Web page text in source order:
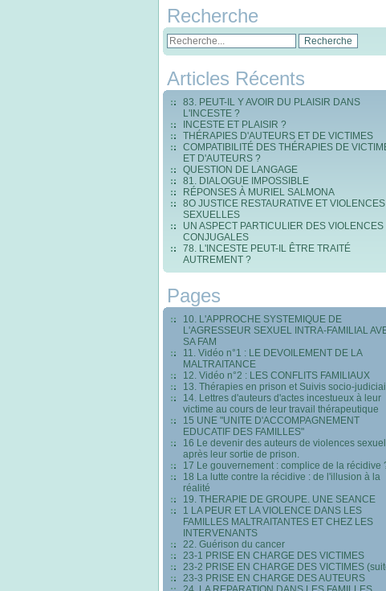
Recherche
Articles Récents
83. PEUT-IL Y AVOIR DU PLAISIR DANS
L'INCESTE ?
INCESTE ET PLAISIR ?
THÉRAPIES D'AUTEURS ET DE VICTIMES
COMPATIBILITÉ DES THÉRAPIES DE
ET D'AUTEURS ?
QUESTION DE LANGAGE
81. DIALOGUE IMPOSSIBLE
RÉPONSES À MURIEL SALMONA
8O JUSTICE RESTAURATIVE ET VIOLENCES
SEXUELLES
UN ASPECT PARTICULIER DES VIOLENCES
CONJUGALES
78. L'INCESTE PEUT-IL ÊTRE TRAITÉ
AUTREMENT ?
Pages
10. L'APPROCHE SYSTEMIQUE DE
L'AGRESSEUR SEXUEL INTRA-FAMILIAL
SA FAM
11. Vidéo n°1 : LE DEVOILEMENT DE LA
MALTRAITANCE
12. Vidéo n°2 : LES CONFLITS FAMILIAUX
13. Thérapies en prison et Suivis socio-
14. Lettres d'auteurs d'actes incestueux à leur
victime au cours de leur travail thérapeutique
15 UNE "UNITE D'ACCOMPAGNEMENT
EDUCATIF DES FAMILLES"
16 Le devenir des auteurs de violences
après leur sortie de prison.
17 Le gouvernement : complice de la récidive
18 La lutte contre la récidive : de l'illusion à la
réalité
19. THERAPIE DE GROUPE. UNE SEANCE
1 LA PEUR ET LA VIOLENCE DANS LES
FAMILLES MALTRAITANTES ET CHEZ LES
INTERVENANTS
22. Guérison du cancer
23-1 PRISE EN CHARGE DES VICTIMES
23-2 PRISE EN CHARGE DES VICTIMES
23-3 PRISE EN CHARGE DES AUTEURS